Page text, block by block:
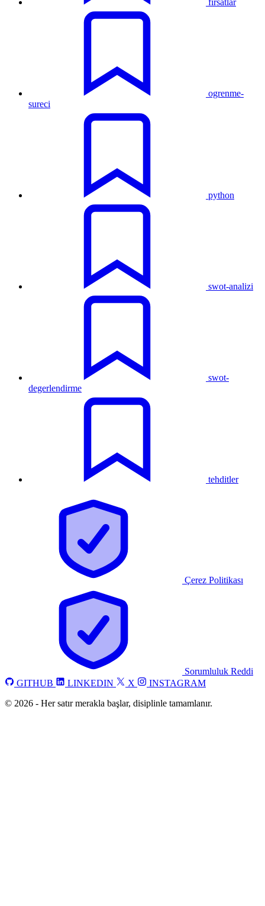
ogrenme-
sureci
python
swot-analizi
swot-
degerlendirme
tehditler
Çerez Politikası
Sorumluluk Reddi
GITHUB
LINKEDIN X
INSTAGRAM
© 2026 - Her satır merakla başlar, disiplinle tamamlanır.